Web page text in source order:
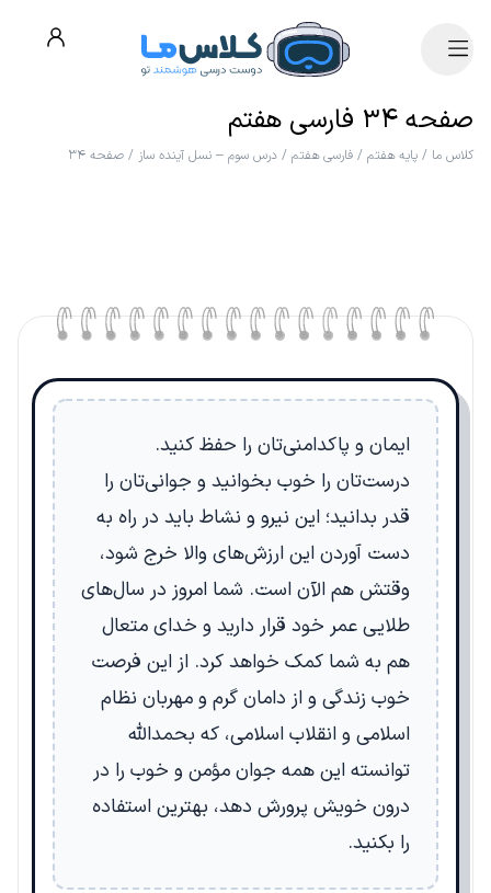
صفحه ۳۴ فارسی هفتم
کلاس ما / پایه هفتم / فارسی هفتم / درس سوم – نسل آینده ساز / صفحه ۳۴
ایمان و پاکدامنی‌تان را حفظ کنید.
درست‌تان را خوب بخوانید و جوانی‌تان را
قدر بدانید؛ این نیرو و نشاط باید در راه به
دست آوردن این ارزش‌های والا خرج شود،
وقتش هم الآن است. شما امروز در سال‌های
طلایی عمر خود قرار دارید و خدای متعال
هم به شما کمک خواهد کرد. از این فرصت
خوب زندگی و از دامان گرم و مهربان نظام
اسلامی و انقلاب اسلامی، که بحمدالله
توانسته این همه جوان مؤمن و خوب را در
درون خویش پرورش دهد، بهترین استفاده
را بکنید.